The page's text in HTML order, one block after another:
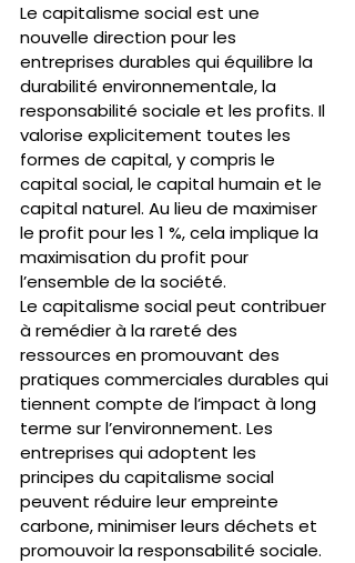
Le capitalisme social est une
nouvelle direction pour les
entreprises durables qui équilibre la
durabilité environnementale, la
responsabilité sociale et les profits. Il
valorise explicitement toutes les
formes de capital, y compris le
capital social, le capital humain et le
capital naturel. Au lieu de maximiser
le profit pour les 1 %, cela implique la
maximisation du profit pour
l’ensemble de la société.
Le capitalisme social peut contribuer
à remédier à la rareté des
ressources en promouvant des
pratiques commerciales durables qui
tiennent compte de l’impact à long
terme sur l’environnement. Les
entreprises qui adoptent les
principes du capitalisme social
peuvent réduire leur empreinte
carbone, minimiser leurs déchets et
promouvoir la responsabilité sociale.